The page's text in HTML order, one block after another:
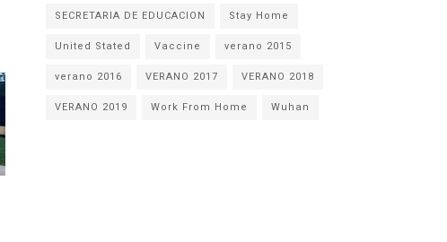
SECRETARIA DE EDUCACION
Stay Home
United Stated
Vaccine
verano 2015
verano 2016
VERANO 2017
VERANO 2018
VERANO 2019
Work From Home Wuhan